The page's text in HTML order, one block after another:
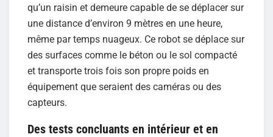
qu’un raisin et demeure capable de se déplacer sur
une distance d’environ 9 mètres en une heure,
même par temps nuageux. Ce robot se déplace sur
des surfaces comme le béton ou le sol compacté
et transporte trois fois son propre poids en
équipement que seraient des caméras ou des
capteurs.
Des tests concluants en intérieur et en